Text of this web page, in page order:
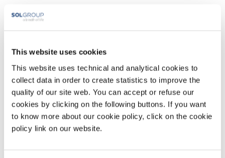
This website uses cookies
This website uses technical and analytical cookies to
collect data in order to create statistics to improve the
quality of our site web. You can accept or refuse our
cookies by clicking on the following buttons. If you want
to know more about our cookie policy, click on the cookie
policy link on our website.
vari settori industriali e per le varie fasi di vita dei componenti, a
(saldature, lavorazioni meccaniche, trattamenti superficiali) ed in fase
di esercizio per la valutazione di corrosione, erosione, usura, rotture
incipienti e danni termici.
SolControlè un servizio che viene svolto da tecnici qualificati e
certificati nelle varie metodologie PnD , quali Controllo Visivo, Liquidi
Penetranti, Magnetoscopia, Ultrasuoni, Correnti Parassite, Controlli
radiografici, PMI, Durezze.